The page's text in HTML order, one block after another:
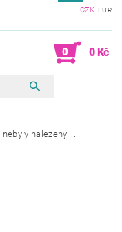
CZK EUR
0 0 Kč
nebyly nalezeny....